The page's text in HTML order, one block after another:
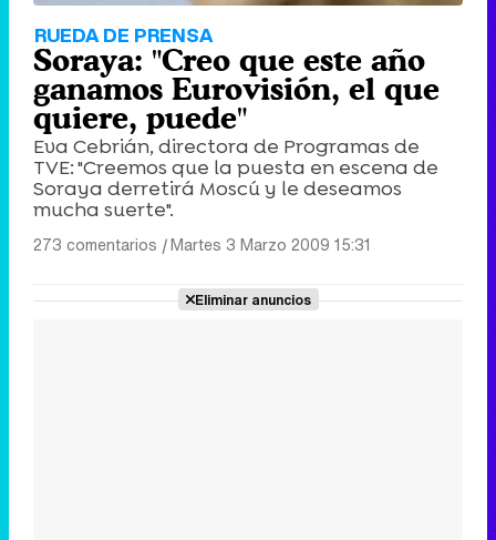
RUEDA DE PRENSA
Soraya: "Creo que este año
ganamos Eurovisión, el que
quiere, puede"
Eva Cebrián, directora de Programas de
TVE: "Creemos que la puesta en escena de
Soraya derretirá Moscú y le deseamos
mucha suerte".
273 comentarios |Martes 3 Marzo 2009 15:31
Eliminar anuncios